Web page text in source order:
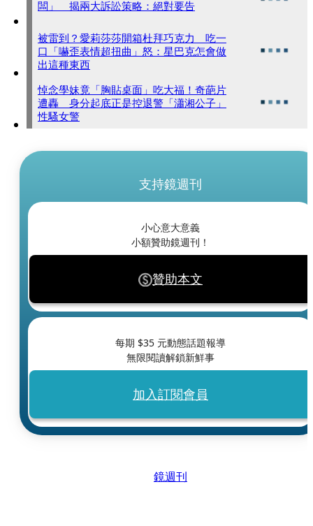
闆」 揭兩大訴訟策略：絕對要告
被雷到？愛莉莎莎開箱杜拜巧克力 吃一
口「嚇歪表情超扭曲」怒：星巴克怎會做
出這種東西
悼念學妹竟「胸貼桌面」吃大福！奇葩片
遭轟 身分起底正是控退警「瀟湘公子」
性騷女警
支持鏡週刊
小心意大意義
小額贊助鏡週刊！
贊助本文
每期 $35 元動態話題報導
無限閱讀解鎖新鮮事
加入訂閱會員
鏡週刊